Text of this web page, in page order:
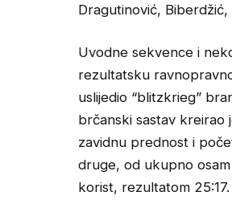
Dragutinović, Biberdžić,
Uvodne sekvence i
rezultatsku
uslijedio “blitzkrieg”
brčanski sastav kreirao
zavidnu prednost i
druge, od ukupno
korist, rezultatom 25:17.